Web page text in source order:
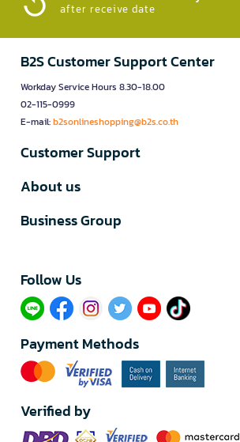
after receive date
B2S Customer Support Center
Workday Service Hours 8.30-18.00
02-115-0999
E-mail:b2sonlineshopping@b2s.co.th
Customer Support
About us
Business Group
Follow Us​
Payment Methods
Verified by